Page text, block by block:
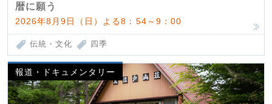
暦に願う
2026年8月9日（日）よる8：54～9：00
伝統・文化 四季
報道・ドキュメンタリー